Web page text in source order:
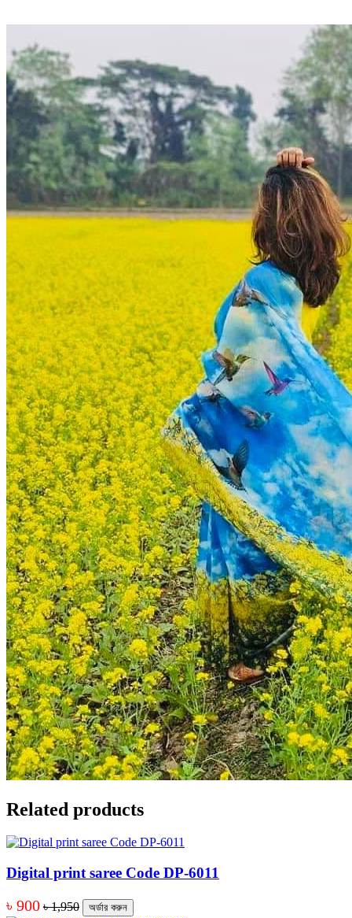
Related products
Digital print saree Code DP-6011
৳ 900 ৳ 1,950 অর্ডার করুন